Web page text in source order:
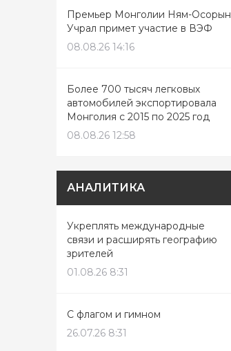
Премьер Монголии Ням-Осорын
Учрал примет участие в ВЭФ
08.08.26 14:16
Более 700 тысяч легковых
автомобилей экспортировала
Монголия с 2015 по 2025 год
08.08.26 12:58
АНАЛИТИКА
Укреплять международные
связи и расширять географию
зрителей
01.08.26 8:31
С флагом и гимном
26.07.26 8:31